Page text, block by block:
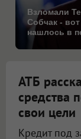
Взломали
Собчак - вот
нашлось в
АТБ
средства
свои цели
Кредит под